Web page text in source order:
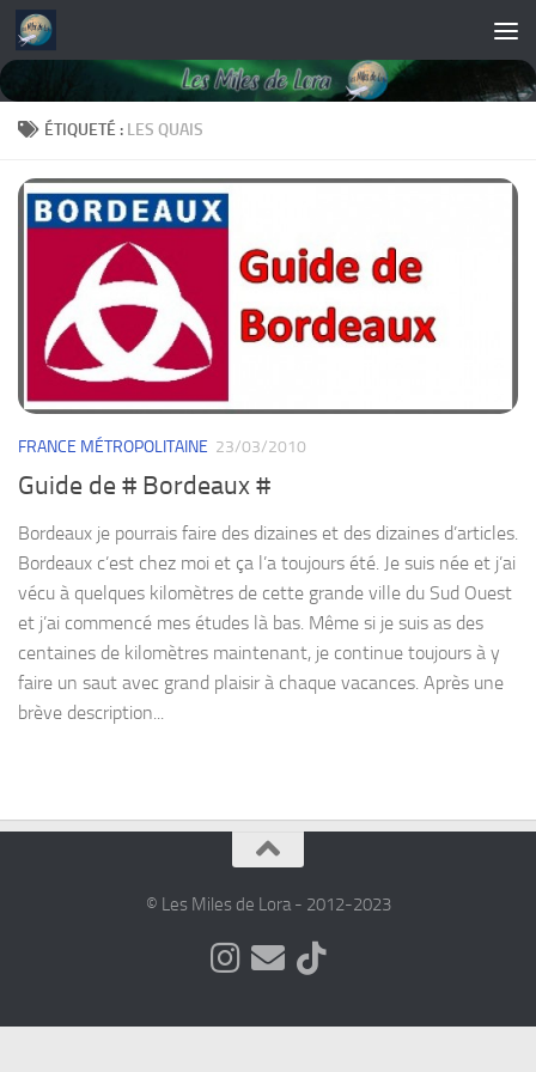
Skip to content
ÉTIQUETÉ : LES QUAIS
FRANCE MÉTROPOLITAINE 23/03/2010
Guide de # Bordeaux #
Bordeaux je pourrais faire des dizaines et des dizaines d’articles.
Bordeaux c’est chez moi et ça l’a toujours été. Je suis née et j’ai
vécu à quelques kilomètres de cette grande ville du Sud Ouest
et j’ai commencé mes études là bas. Même si je suis as des
centaines de kilomètres maintenant, je continue toujours à y
faire un saut avec grand plaisir à chaque vacances. Après une
brève description...
© Les Miles de Lora - 2012-2023